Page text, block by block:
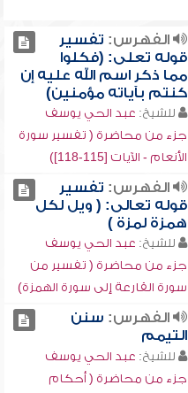
الفهرس: تفسير
قوله تعلى: (فكلوا
مما ذكر اسم الله عليه إن
كنتم بآياته مؤمنين)
للشيخ: عبد الحي يوسف
جزء من محاضرة ( تفسير سورة
الأنعام - الآيات [115-118])
الفهرس: تفسير
قوله تعالى: ( ويل لكل
همزة لمزة )
للشيخ: عبد الحي يوسف
جزء من محاضرة ( تفسير من
سورة القارعة إلى سورة الهمزة)
الفهرس: سنن
التيمم
للشيخ: عبد الحي يوسف
جزء من محاضرة ( أحكام